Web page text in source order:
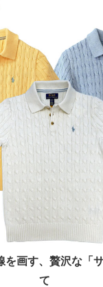
を画す、贅沢な「
て